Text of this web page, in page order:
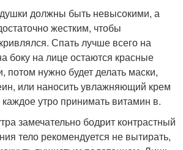
должны быть невысокими, а
жестким, чтобы
Спать лучше всего на
боку на лице остаются красные
потом нужно будет делать маски,
или наносить увлажняющий крем
утро принимать витамин в.
замечательно бодрит контрастный
тело рекомендуется не вытирать,